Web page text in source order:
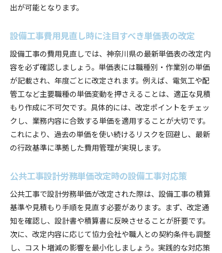
出が可能となります。
設備工事費用見直し時に注目すべき単価表の改定
設備工事の費用見直しでは、神奈川県の最新単価表の改定内
容を必ず確認しましょう。単価表には職種別・作業別の単価
が記載され、年度ごとに改定されます。例えば、電気工や配
管工など主要職種の単価変動を押さえることは、適正な見積
もり作成に不可欠です。具体的には、改定ポイントをチェッ
クし、業務内容に合致する単価を適用することが大切です。
これにより、過去の単価を使い続けるリスクを回避し、最新
の行政基準に準拠した費用管理が実現します。
公共工事設計労務単価改定時の設備工事対応策
公共工事で設計労務単価が改定された際は、設備工事の積算
基準や見積もり手順を見直す必要があります。まず、改定通
知を確認し、設計書や積算書に反映させることが肝要です。
次に、改定内容に応じて協力会社や職人との契約条件も調整
し、コスト増減の影響を最小化しましょう。実践的な対応策